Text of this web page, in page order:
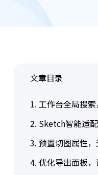
文章目录
1. 工作台全局搜
2. Sketch智能适
3. 预置切图属性
4. 优化导出面板